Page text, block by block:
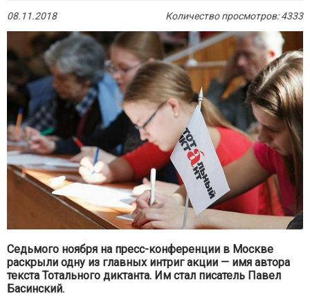
08.11.2018 Количество просмотров: 4333
Седьмого ноября на пресс-конференции в Москве
раскрыли одну из главных интриг акции — имя автора
текста Тотального диктанта. Им стал писатель Павел
Басинский.